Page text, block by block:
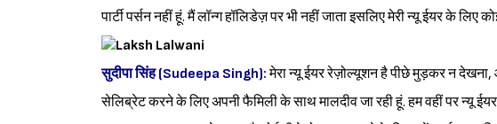
पार्टी पर्सन नहीं हूं. मैं लॉन्ग हॉलिडेज़ पर भी नहीं जाता इसलिए मेरी न्यू ईयर के लिए
सुदीपा सिंह (Sudeepa Singh):मेरा न्यू ईयर रेज़ोल्यूशन है पीछे मुड़कर न
सेलिब्रेट करने के लिए अपनी फैमिली के साथ मालदीव जा रही हूं. हम वहीं पर न्यू